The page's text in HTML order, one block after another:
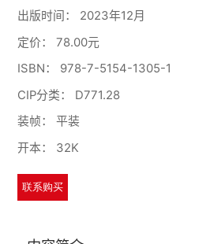
出版时间：
2023年12月
定价：
78.00元
ISBN：
978-7-5154-1305-1
CIP分类：
D771.28
装帧：
平装
开本：
32K
联系购买